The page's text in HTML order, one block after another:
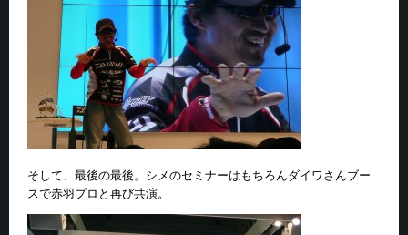
そして、最後の最後。シメのセミナーはもちろんダイワさんブー
スで赤羽プロと再び共演。